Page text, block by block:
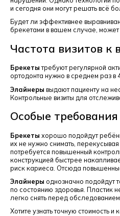
и сегодня они могут решать всё
Будет ли эффективнее
брекетами в вашем случае, может
Частота визитов к
Брекетытребуют регулярной
ортодонта нужно в среднем раз в
Элайнеры выдают пациенту на
Контрольные визиты для
Особые требования
Брекеты хорошо подойдут
их не нужно снимать,
потребуется повышенный
конструкцией быстрее
риск кариеса. Отсюда
Элайнеры однозначно подойдут
по состоянию здоровья. Пластик
легко снять перед обследованием.
Хотите узнать точную стоимость